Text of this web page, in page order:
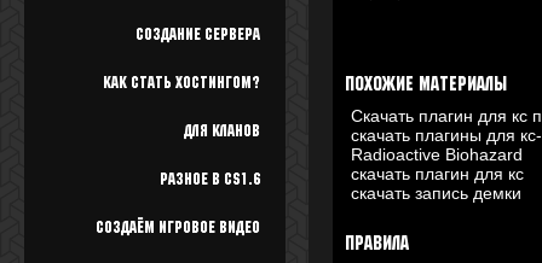
Создание сервера
Как стать хостингом?
Для кланов
Разное в cs1.6
Создаём игровое видео
alias 1Toggle.3.jbrv
speak doop.activated
bind space "+jump"
toggleconsole
clear
echo ANTIFLASH
echo DJl9 BkJl}04eHu9
Похожие материалы
Скачать плагин для кс
скачать плагины для
Radioactive Biohazard
скачать плагин для кс
скачать запись демки
Правила